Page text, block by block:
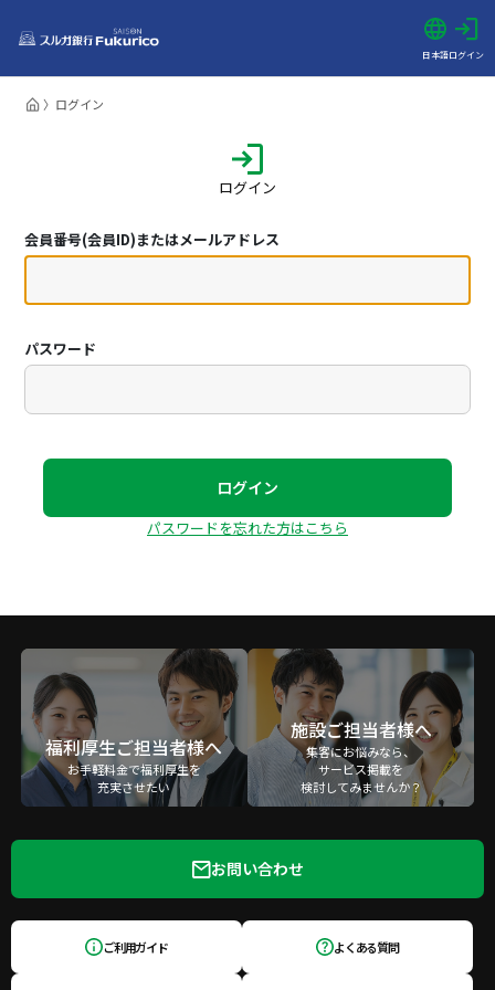
日本語ログイン
ログイン
ログイン
会員番号(会員ID)またはメールアドレス
パスワード
ログイン
パスワードを忘れた方はこちら
福利厚生ご担当者様へ
お手軽料金で福利厚生を
充実させたい
施設ご担当者様へ
集客にお悩みなら、
サービス掲載を
検討してみませんか？
お問い合わせ
ご利用ガイド よくある質問